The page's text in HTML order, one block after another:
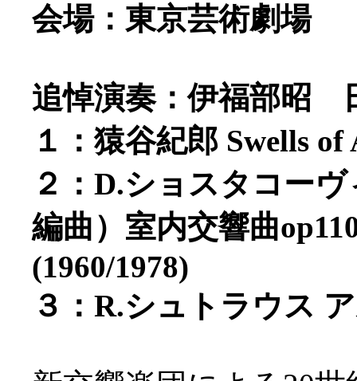
会場：東京芸術劇場
追悼演奏：伊福部昭
１：猿谷紀郎 Swells of
２：D.ショスタコー
編曲）室内交響曲
(1960/1978)
３：R.シュトラウス